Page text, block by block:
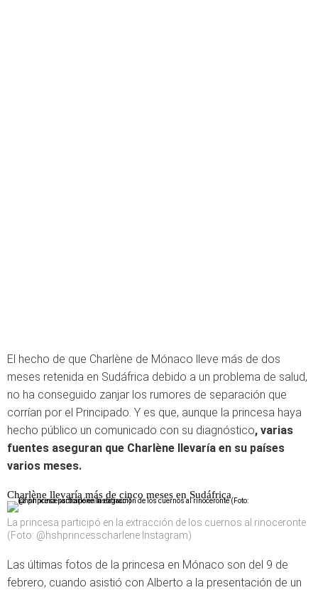
El hecho de que Charlène de Mónaco lleve más de dos
meses retenida en Sudáfrica debido a un problema de salud,
no ha conseguido zanjar los rumores de separación que
corrían por el Principado. Y es que, aunque la princesa haya
hecho público un comunicado con su diagnóstico, varias
fuentes aseguran que Charlène llevaría en su países
varios meses.
Charlène llevaría más de cinco meses en Sudáfrica
La princesa participó en la extracción de los cuernos al rinoceronte
(Foto: @hshprincesscharlene Instagram)
Las últimas fotos de la princesa en Mónaco son del 9 de
febrero, cuando asistió con Alberto a la presentación de un